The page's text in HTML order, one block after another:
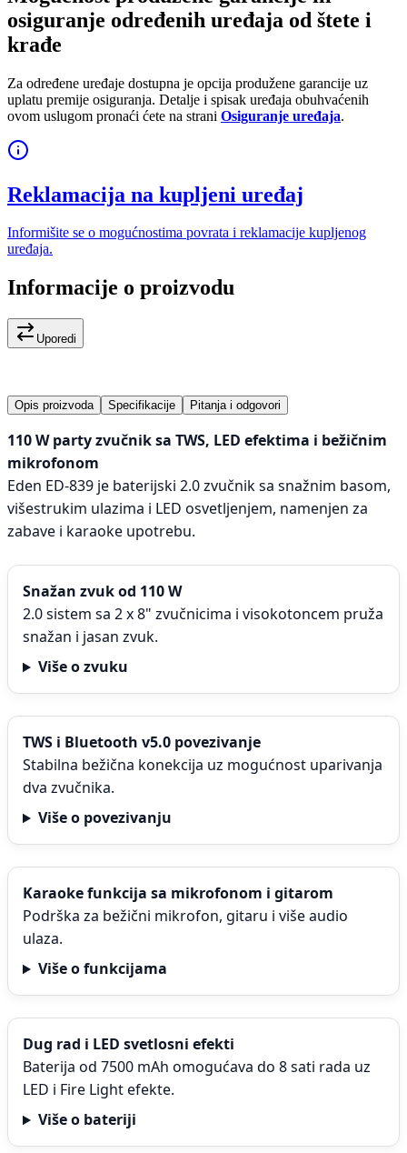
osiguranje određenih uređaja od štete i
krađe
Za određene uređaje dostupna je opcija produžene garancije uz
uplatu premije osiguranja. Detalje i spisak uređaja obuhvaćenih
ovom uslugom pronaći ćete na strani Osiguranje uređaja.
Reklamacija na kupljeni uređaj
Informišite se o mogućnostima povrata i reklamacije kupljenog
uređaja.
Informacije o proizvodu
Uporedi
Opis proizvoda Specifikacije Pitanja i odgovori
110 W party zvučnik sa TWS, LED efektima i bežičnim
mikrofonom
Eden ED-839 je baterijski 2.0 zvučnik sa snažnim basom,
višestrukim ulazima i LED osvetljenjem, namenjen za
zabave i karaoke upotrebu.
Snažan zvuk od 110 W
2.0 sistem sa 2 x 8" zvučnicima i visokotoncem pruža
snažan i jasan zvuk.
Više o zvuku
TWS i Bluetooth v5.0 povezivanje
Stabilna bežična konekcija uz mogućnost uparivanja
dva zvučnika.
Više o povezivanju
Karaoke funkcija sa mikrofonom i gitarom
Podrška za bežični mikrofon, gitaru i više audio
ulaza.
Više o funkcijama
Dug rad i LED svetlosni efekti
Baterija od 7500 mAh omogućava do 8 sati rada uz
LED i Fire Light efekte.
Više o bateriji